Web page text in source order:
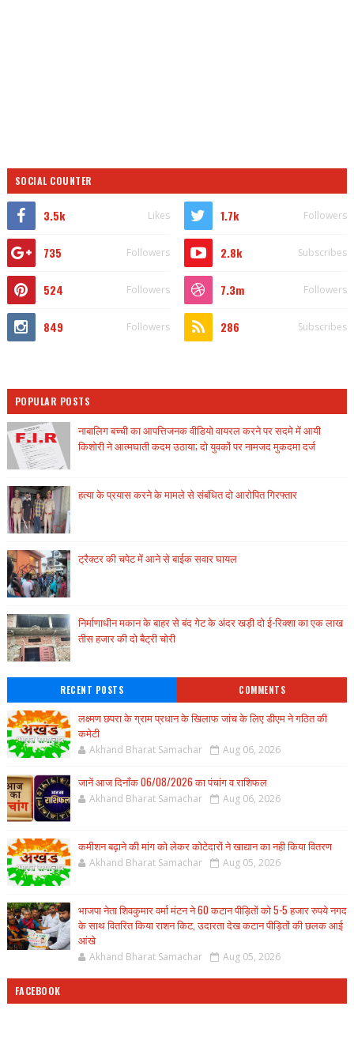
SOCIAL COUNTER
3.5k Likes 1.7k Followers
735 Followers 2.8k Subscribes
524 Followers 7.3m Followers
849 Followers 286 Subscribes
POPULAR POSTS
नाबालिग बच्ची का आपत्तिजनक वीडियो वायरल करने पर सदमे में आयी
किशोरी ने आत्मघाती कदम उठाया; दो युवकों पर नामजद मुकदमा दर्ज
हत्या के प्रयास करने के मामले से संबंधित दो आरोपित गिरफ्तार
ट्रैक्टर की चपेट में आने से बाईक सवार घायल
निर्माणाधीन मकान के बाहर से बंद गेट के अंदर खड़ी दो ई-रिक्शा का एक लाख
तीस हजार की दो बैट्री चोरी
RECENT POSTS COMMENTS
लक्ष्मण छपरा के ग्राम प्रधान के खिलाफ जांच के लिए डीएम ने गठित की
कमेटी
Akhand Bharat Samachar Aug 06, 2026
जानें आज दिनाँक 06/08/2026 का पंचांग व राशिफल
Akhand Bharat Samachar Aug 06, 2026
कमीशन बढ़ाने की मांग को लेकर कोटेदारों ने खाद्यान का नही किया वितरण
Akhand Bharat Samachar Aug 05, 2026
भाजपा नेता शिवकुमार वर्मा मंटन ने 60 कटान पीड़ितों को 5-5 हजार रुपये नगद
के साथ वितरित किया राशन किट, उदारता देख कटान पीड़ितों की छलक आई
आंखे
Akhand Bharat Samachar Aug 05, 2026
FACEBOOK